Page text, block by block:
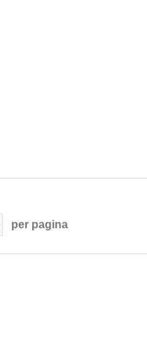
per pagina